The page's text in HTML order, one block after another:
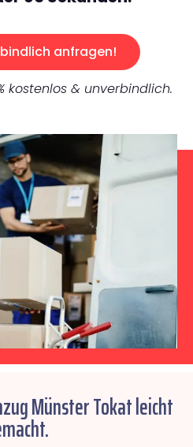
anfragen!
kostenlos & unverbindlich.
Münster Tokat leicht